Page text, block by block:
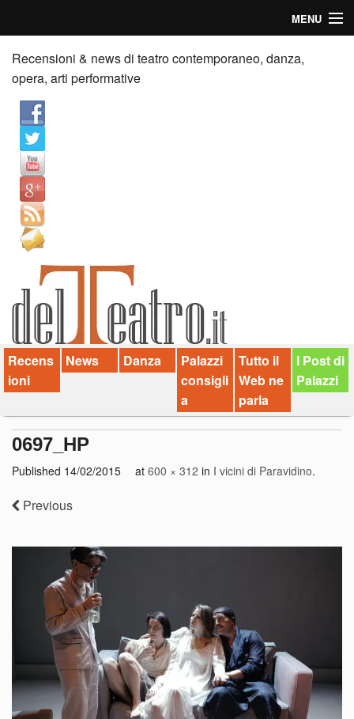
MENU
Home
Recensioni
Anticipazioni
News
Palazzi consiglia
Video
Chi siamo
Contatti
dT in English
Recensioni & news di teatro contemporaneo, danza,
opera, arti performative
Recens
ioni
News Danza
Palazzi
consigli
a
Tutto il
Web ne
parla
I Post di
Palazzi
0697_HP
Published 14/02/2015 at 600 × 312 in I vicini di Paravidino.
Previous